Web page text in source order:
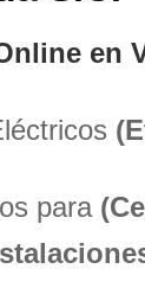
en
para